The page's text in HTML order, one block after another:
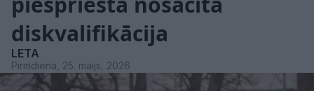
diskvalifikācija
LETA
Pirmdiena, 25. maijs, 2026